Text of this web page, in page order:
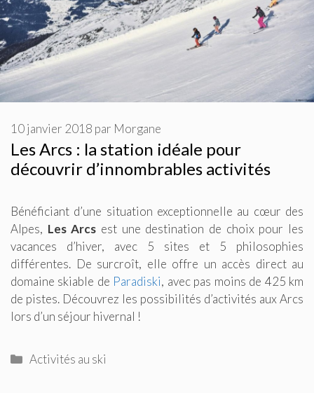
Les Arcs : la station idéale pour
découvrir d’innombrables activités
10 janvier 2018 par Morgane
Bénéficiant d’une situation exceptionnelle au cœur des
Alpes, Les Arcs est une destination de choix pour les
vacances d’hiver, avec 5 sites et 5 philosophies
différentes. De surcroît, elle offre un accès direct au
domaine skiable de Paradiski, avec pas moins de 425 km
de pistes. Découvrez les possibilités d’activités aux Arcs
lors d’un séjour hivernal !
Catégories
Activités au ski